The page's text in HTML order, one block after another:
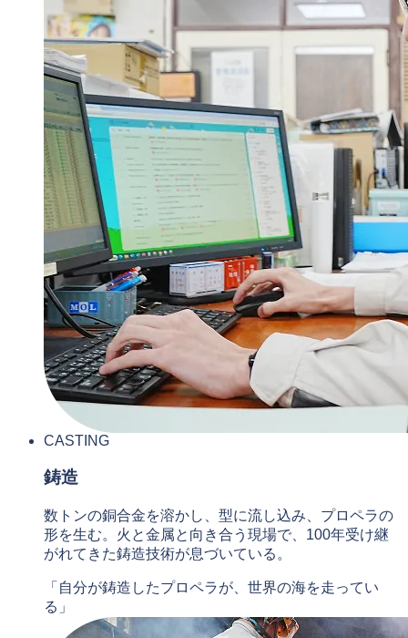
CASTING
鋳造
数トンの銅合金を溶かし、型に流し込み、プロペラの
形を生む。火と金属と向き合う現場で、100年受け継
がれてきた鋳造技術が息づいている。
「自分が鋳造したプロペラが、世界の海を走ってい
る」